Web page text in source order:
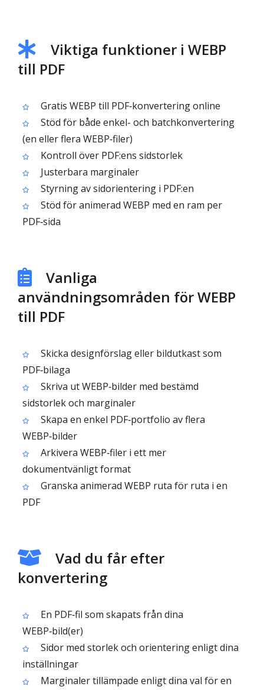
Viktiga funktioner i WEBP
till PDF
Gratis WEBP till PDF‑konvertering online
Stöd för både enkel- och batchkonvertering
(en eller flera WEBP‑filer)
Kontroll över PDF:ens sidstorlek
Justerbara marginaler
Styrning av sidorientering i PDF:en
Stöd för animerad WEBP med en ram per
PDF‑sida
Vanliga
användningsområden för WEBP
till PDF
Skicka designförslag eller bildutkast som
PDF‑bilaga
Skriva ut WEBP‑bilder med bestämd
sidstorlek och marginaler
Skapa en enkel PDF‑portfolio av flera
WEBP‑bilder
Arkivera WEBP‑filer i ett mer
dokumentvänligt format
Granska animerad WEBP ruta för ruta i en
PDF
Vad du får efter
konvertering
En PDF‑fil som skapats från dina
WEBP‑bild(er)
Sidor med storlek och orientering enligt dina
inställningar
Marginaler tillämpade enligt dina val för en